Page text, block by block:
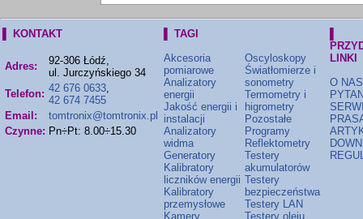
▌ KONTAKT
Adres:
92-306 Łódź,
ul. Jurczyńskiego 34
Telefon: 42 676 0633
42 674 7455
Email:
tomtronix@tomtronix.pl
Czynne: Pn÷Pt: 8.00÷15.30
▌ TAGI
Akcesoria
pomiarowe
Analizatory
energii
Jakość energii i
instalacji
Analizatory
widma
Generatory
Kalibratory
liczników energii
Kalibratory
przemysłowe
Kamery
Oscyloskopy
Światłomierze i
sonometry
Termometry i
higrometry
Pozostałe
Programy
Reflektometry
Testery
akumulatorów
Testery
bezpieczeństwa
Testery LAN
Testery oleju
LINKI
O NAS